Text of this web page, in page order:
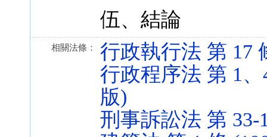
伍、結論
相關法條：
行政執行法 第 17
行政程序法 第 1、
版)
刑事訴訟法 第 33-